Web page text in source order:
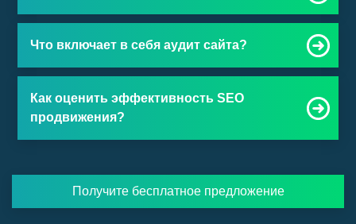
Что включает в себя аудит сайта?
Как оценить эффективность SEO
продвижения?
Получите бесплатное предложение